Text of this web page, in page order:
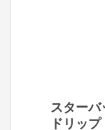
スター
ドリッ